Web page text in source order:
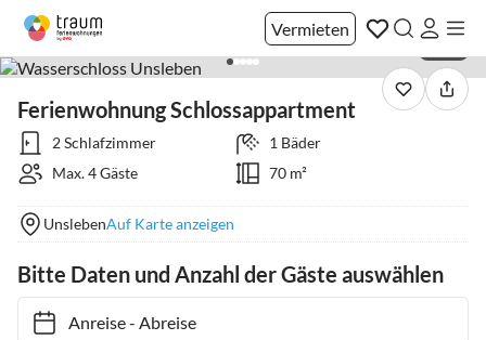
Vermieten
Ferienwohnung Schlossappartment
2 Schlafzimmer
1 Bäder
Max. 4 Gäste
70 m²
UnslebenAuf Karte anzeigen
Bitte Daten und Anzahl der Gäste auswählen
Anreise- Abreise